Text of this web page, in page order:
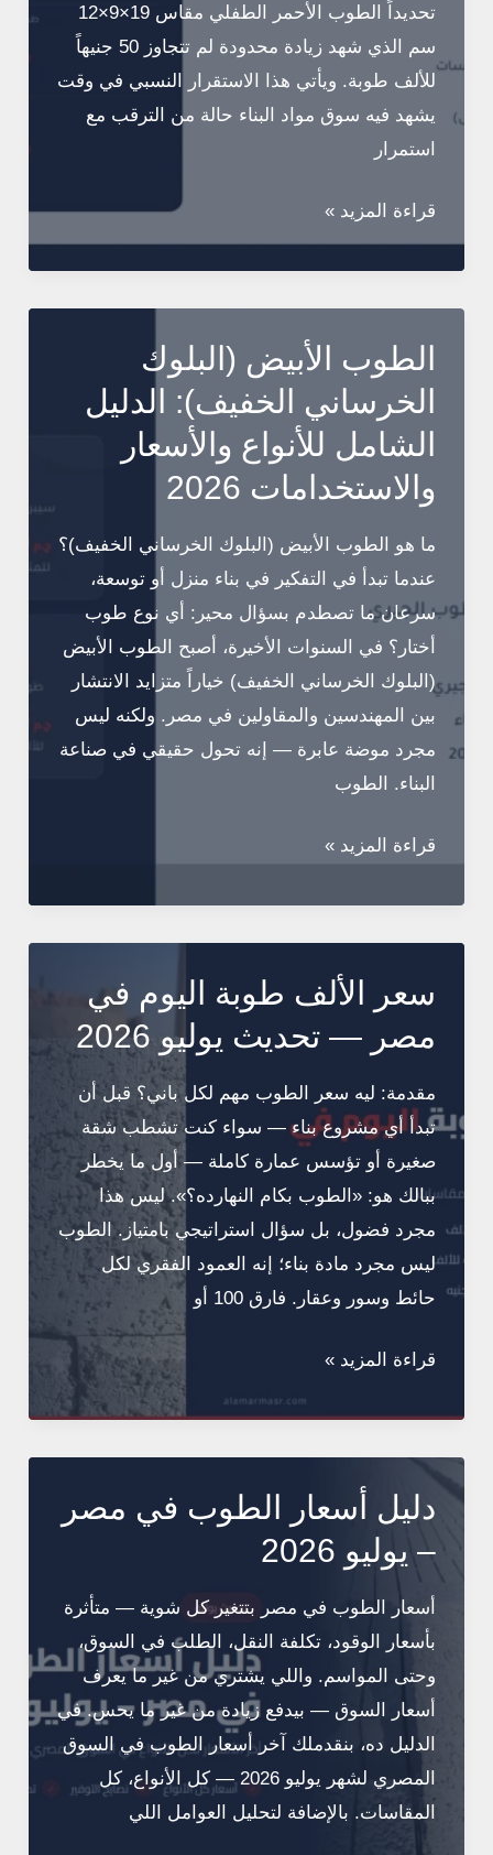
تحديداً الطوب الأحمر الطفلي مقاس 19×9×12
سم الذي شهد زيادة محدودة لم تتجاوز 50 جنيهاً
للألف طوبة. ويأتي هذا الاستقرار النسبي في وقت
يشهد فيه سوق مواد البناء حالة من الترقب مع
استمرار
نشرة
أسعار
الأسبوعية
—
يوليو
2026
قراءة المزيد »
الطوب الأبيض (البلوك
الخرساني الخفيف): الدليل
الشامل للأنواع والأسعار
والاستخدامات 2026
ما هو الطوب الأبيض (البلوك الخرساني الخفيف)؟
عندما تبدأ في التفكير في بناء منزل أو توسعة،
سرعان ما تصطدم بسؤال محير: أي نوع طوب
أختار؟ في السنوات الأخيرة، أصبح الطوب الأبيض
(البلوك الخرساني الخفيف) خياراً متزايد الانتشار
بين المهندسين والمقاولين في مصر. ولكنه ليس
مجرد موضة عابرة — إنه تحول حقيقي في صناعة
البناء. الطوب
الطوب
الخرساني
الشامل
للأنواع
والأسعار
والاستخدامات
2026
قراءة المزيد »
سعر الألف طوبة اليوم في
مصر — تحديث يوليو 2026
مقدمة: ليه سعر الطوب مهم لكل باني؟ قبل أن
تبدأ أي مشروع بناء — سواء كنت تشطب شقة
صغيرة أو تؤسس عمارة كاملة — أول ما يخطر
ببالك هو: «الطوب بكام النهارده؟». ليس هذا
مجرد فضول، بل سؤال استراتيجي بامتياز. الطوب
ليس مجرد مادة بناء؛ إنه العمود الفقري لكل
حائط وسور وعقار. فارق 100 أو
سعر
اليوم
في
مصر
تحديث
يوليو
قراءة المزيد »
دليل أسعار الطوب في مصر
– يوليو 2026
أسعار الطوب في مصر بتتغير كل شوية — متأثرة
بأسعار الوقود، تكلفة النقل، الطلب في السوق،
وحتى المواسم. واللي يشتري من غير ما يعرف
أسعار السوق — بيدفع زيادة من غير ما يحس. في
الدليل ده، بنقدملك آخر أسعار الطوب في السوق
المصري لشهر يوليو 2026 — كل الأنواع، كل
المقاسات. بالإضافة لتحليل العوامل اللي